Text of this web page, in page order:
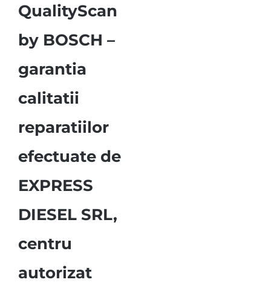
QualityScan
by BOSCH –
garantia
calitatii
reparatiilor
efectuate de
EXPRESS
DIESEL SRL,
centru
autorizat